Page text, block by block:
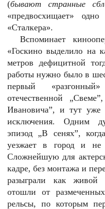
(бывают странные
«предвосхищает» одно
«Сталкера».
Вспоминает
«Госкино выделило на
метров дефицитной
работы нужно было в
первый
отечественной
Ивановича”, и тут уже
исключения. Одним
эпизод „В сенях”,
уезжает в город и не
Сложнейшую для
кадре, без монтажа и
разыграли как живой
отошли от
рельсы, по которым